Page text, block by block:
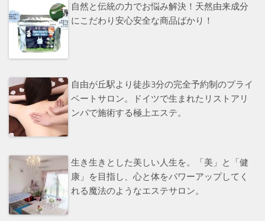
自然と伝統の力でお悩み解決！天然由来成分
にこだわり安心安全な商品ばかり！
自由が丘駅より徒歩3分の完全予約制のプライ
ベートサロン。ドイツで生まれたリストアリ
ンパで施術する極上エステ。
生き生きとした美しい人生を。「美」と「健
康」を目指し、心と体をパワーアップしてく
れる魔法のようなエステサロン。